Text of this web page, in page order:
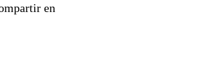
en